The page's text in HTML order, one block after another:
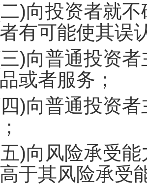
二)向投资者就
有可能使其误
三)向普通投资
或者服务；
四)向普通投资
五)向风险承受
于其风险承受